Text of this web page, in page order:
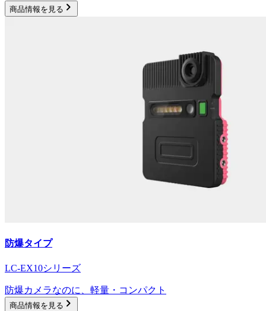
商品情報を見る
防爆タイプ
LC-EX10シリーズ
防爆カメラなのに、軽量・コンパクト
商品情報を見る